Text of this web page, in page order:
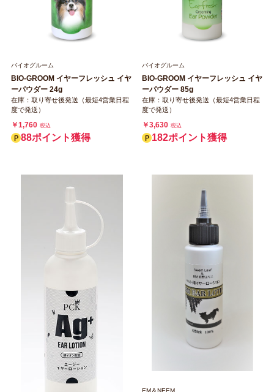
バイオグルーム
BIO-GROOM イヤーフレッシュ イヤ
ーパウダー 24g
在庫：取り寄せ後発送（最短4営業日程
度で発送）
￥1,760 税込
88ポイント獲得
バイオグルーム
BIO-GROOM イヤーフレッシュ イヤ
ーパウダー 85g
在庫：取り寄せ後発送（最短4営業日程
度で発送）
￥3,630 税込
182ポイント獲得
EM＆NEEM